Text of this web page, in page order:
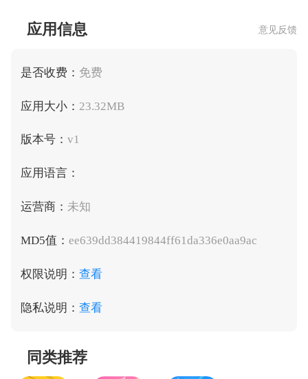
应用信息 意见反馈
是否收费： 免费
应用大小： 23.32MB
版本号： v1
应用语言：
运营商： 未知
MD5值： ee639dd384419844ff61da336e0aa9ac
权限说明： 查看
隐私说明： 查看
同类推荐